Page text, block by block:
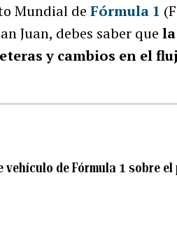
Mundial deFórmula 1
Juan, debes saber que
y cambios en el
de Fórmula 1 sobre el